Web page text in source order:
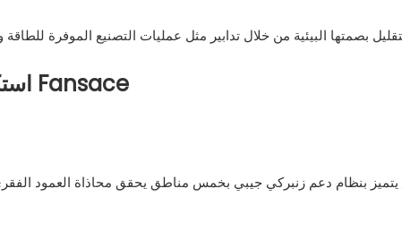
استكشف مجموعة مراتب اللاتكس من Fansace
يتميز بنظام دعم زنبركي جيبي بخمس مناطق يحقق محاذاة العمود